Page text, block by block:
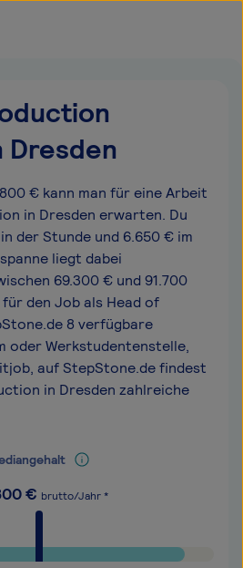
Dresden
€ kann man für eine Arbeit
in Dresden erwarten. Du
der Stunde und 6.650 € im
liegt dabei
69.300 € und 91.700
den Job als Head of
8 verfügbare
oder Werkstudentenstelle,
auf StepStone.de findest
in Dresden zahlreiche
€ brutto/Jahr *